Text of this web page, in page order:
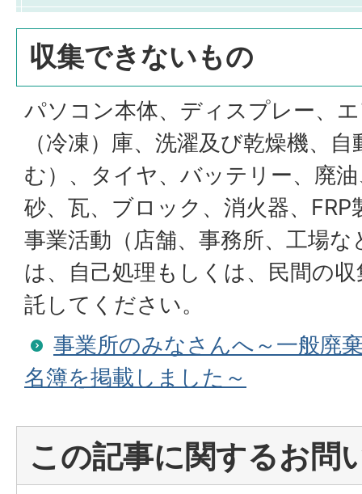
収集できないもの
パソコン本体、ディスプレー、
（冷凍）庫、洗濯及び乾燥機、
む）、タイヤ、バッテリー、廃
砂、瓦、ブロック、消火器、FRP
事業活動（店舗、事務所、工場
は、自己処理もしくは、民間の
託してください。
事業所のみなさんへ～一般廃
名簿を掲載しました～
この記事に関するお問